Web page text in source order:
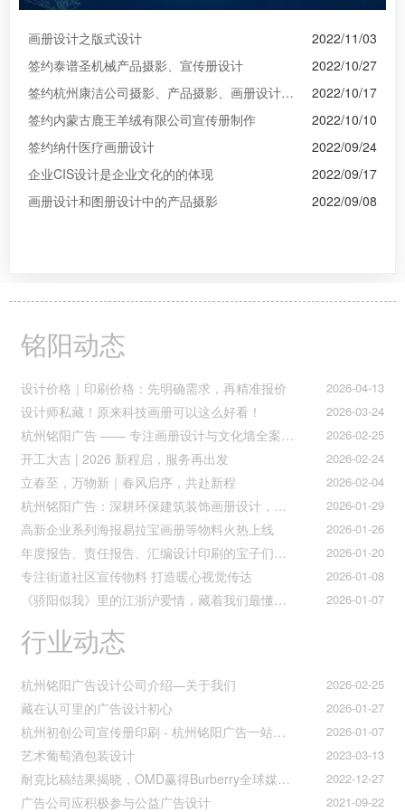
2022/11/03
画册设计之版式设计
2022/10/27
签约泰谱圣机械产品摄影、宣传册设计
2022/10/17
签约杭州康洁公司摄影、产品摄影、画册设计制作
2022/10/10
签约内蒙古鹿王羊绒有限公司宣传册制作
2022/09/24
签约纳什医疗画册设计
2022/09/17
企业CIS设计是企业文化的的体现
2022/09/08
画册设计和图册设计中的产品摄影
铭阳动态
2026-04-13
设计价格｜印刷价格：先明确需求，再精准报价
2026-03-24
设计师私藏！原来科技画册可以这么好看！
2026-02-25
杭州铭阳广告 —— 专注画册设计与文化墙全案落地
2026-02-24
开工大吉 | 2026 新程启，服务再出发
2026-02-04
立春至，万物新｜春风启序，共赴新程
2026-01-29
杭州铭阳广告：深耕环保建筑装饰画册设计，赋能空间美学与可持续发展
2026-01-26
高新企业系列海报易拉宝画册等物料火热上线
2026-01-20
年度报告、责任报告、汇编设计印刷的宝子们集合！
2026-01-08
专注街道社区宣传物料 打造暖心视觉传达
2026-01-07
《骄阳似我》里的江浙沪爱情，藏着我们最懂的温柔与默契
行业动态
2026-02-25
杭州铭阳广告设计公司介绍—关于我们
2026-01-27
藏在认可里的广告设计初心
2026-01-07
杭州初创公司宣传册印刷 - 杭州铭阳广告一站式解决方案
2023-03-13
艺术葡萄酒包装设计
2022-12-27
耐克比稿结果揭晓，OMD赢得Burberry全球媒介业务（转自广告狂人日报）
2021-09-22
广告公司应积极参与公益广告设计